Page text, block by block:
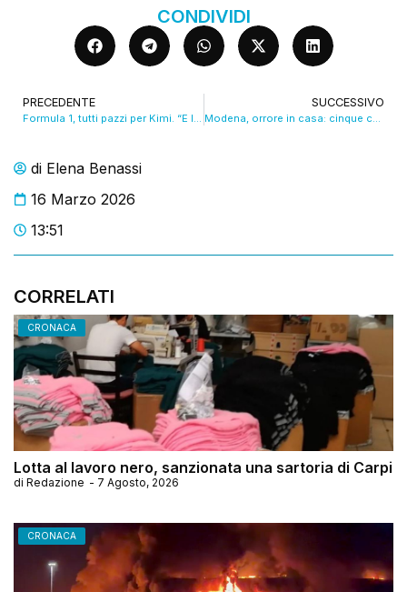
di Elena Benassi
16 Marzo 2026
13:51
CORRELATI
CRONACA
Lotta al lavoro nero, sanzionata una sartoria di Carpi
di Redazione - 7 Agosto, 2026
CRONACA
CONDIVIDI
PRECEDENTE
Formula 1, tutti pazzi per Kimi. “E la Ferrari 2026 merita fiducia” VIDEO
SUCCESSIVO
Modena, orrore in casa: cinque cani tra feci e irregolarità, proprietaria denunciata